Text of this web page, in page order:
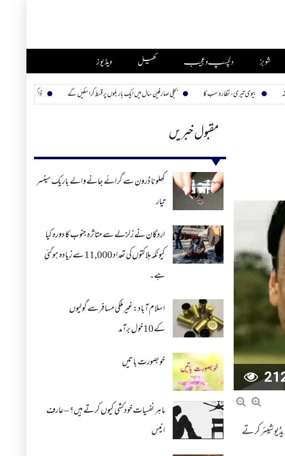
شوبز دلچسپ و عجیب کھیل ویڈیوز
تیری، نظارہ سب کا بجلی صارفین سال میں ایک بار بلوں پر قسط کرا سکیں گے ڈاکٹر امجد ثاقب ہمارے چھپے ہیرو
مقبول خبریں
کھلونا ڈرون سے گرائے جانے والے باریک سینسر
تیار
اردگان نے زلزلے سے متاثرہ جنوب کا دورہ کیا
کیونکہ ہلاکتوں کی تعداد 11,000 سے زیادہ ہو گئی
ہے۔
اسلام آباد: غیرملکی مسافر سے گولیوں
کے 10خول برآمد
خوبصورت باتیں
ماہر نفسیات خودکشی کیوں کرتے ہیں؟ – عارف
انیس
شیئر کرتے